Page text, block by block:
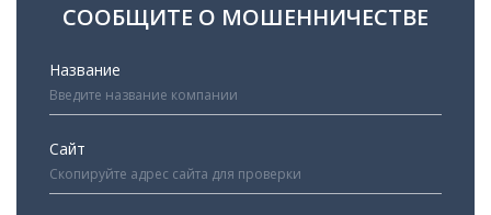
СООБЩИТЕ О МОШЕННИЧЕСТВЕ
Название
Сайт